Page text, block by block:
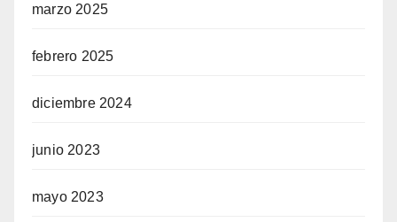
marzo 2025
febrero 2025
diciembre 2024
junio 2023
mayo 2023